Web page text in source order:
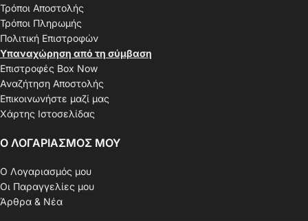
Τρόποι Αποστολής
Τρόποι Πληρωμής
Πολιτική Επιστροφών
Υπαναχώρηση από τη σύμβαση
Επιστροφές Box Now
Αναζήτηση Αποστολής
Επικοινωνήστε μαζί μας
Χάρτης Ιστοσελίδας
Ο ΛΟΓΑΡΙΑΣΜΟΣ ΜΟΥ
Ο Λογαριασμός μου
Οι Παραγγελίες μου
Άρθρα & Νέα